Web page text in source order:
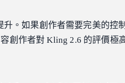
。如果創作者需要完美的控
創作者對 Kling 2.6 的評價極